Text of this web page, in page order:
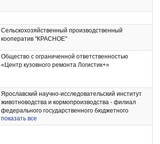
Сельскохозяйственный производственный
кооператив "КРАСНОЕ"
Общество с ограниченной ответственностью
«Центр кузовного ремонта Логистик+»
Ярославский научно-исследовательский институт
животноводства и кормопроизводства - филиал
федерального государственного бюджетного
научного учреждения «Федеральный научный центр
кормопроизводства и агроэкологии имени В.Р.
показать все